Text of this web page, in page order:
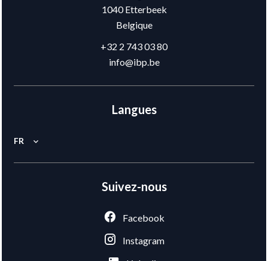
1040Etterbeek
Belgique
+32 2 743 03 80
info@ibp.be
Langues
FR
Suivez-nous
Facebook
Instagram